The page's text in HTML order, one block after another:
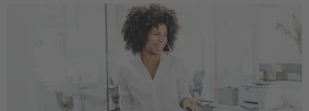
Weiter zu Berufsunfähigkeitsversicherung